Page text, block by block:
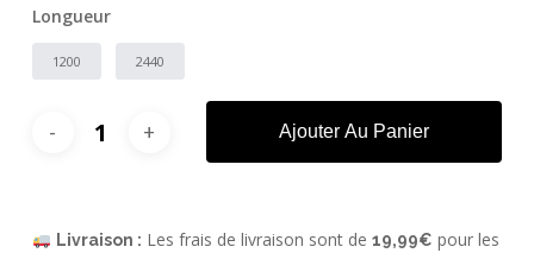
Longueur
1200 2440
Ajouter Au Panier
Livraison : Les frais de livraison sont de 19,99€ pour les